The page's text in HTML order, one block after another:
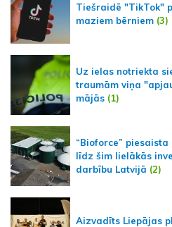
Tiešraidē "TikTok"
maziem bērniem (3)
Uz ielas notriekta
traumām viņa
mājās (1)
“Bioforce”
līdz šim lielākās
darbību Latvijā (2)
Aizvadīts Liepājas